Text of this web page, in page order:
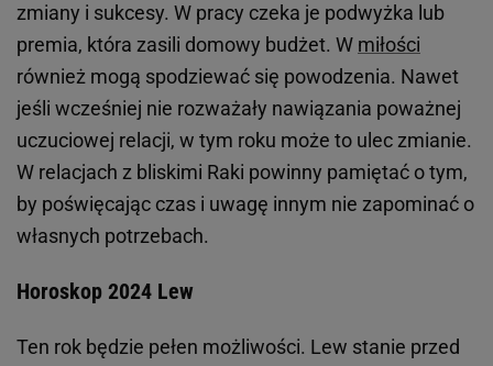
zmiany i sukcesy. W pracy czeka je podwyżka lub
premia, która zasili domowy budżet. W miłości
również mogą spodziewać się powodzenia. Nawet
jeśli wcześniej nie rozważały nawiązania poważnej
uczuciowej relacji, w tym roku może to ulec zmianie.
W relacjach z bliskimi Raki powinny pamiętać o tym,
by poświęcając czas i uwagę innym nie zapominać o
własnych potrzebach.
Horoskop 2024 Lew
Ten rok będzie pełen możliwości. Lew stanie przed